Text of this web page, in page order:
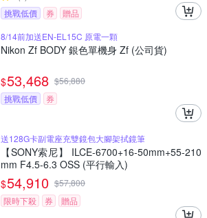
挑戰低價 券
贈品
8/14前加送EN-EL15C 原電一顆
Nikon Zf BODY 銀色單機身 Zf (公司貨)
$53,468 $56,880
挑戰低價
券
送128G卡副電座充雙鏡包大腳架拭鏡筆
【SONY索尼】 ILCE-6700+16-50mm+55-210
mm F4.5-6.3 OSS (平行輸入)
$54,910 $57,800
限時下殺
券 贈品